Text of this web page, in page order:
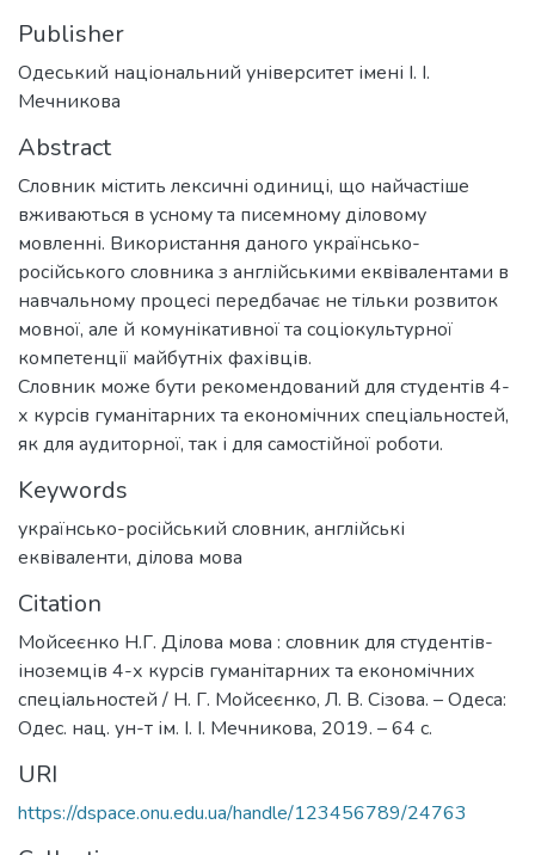
Publisher
Одеський національний університет імені І. І.
Мечникова
Abstract
Словник містить лексичні одиниці, що найчастіше
вживаються в усному та писемному діловому
мовленні. Використання даного українсько-
російського словника з англійськими еквівалентами в
навчальному процесі передбачає не тільки розвиток
мовної, але й комунікативної та соціокультурної
компетенції майбутніх фахівців.
Словник може бути рекомендований для студентів 4-
х курсів гуманітарних та економічних спеціальностей,
як для аудиторної, так і для самостійної роботи.
Keywords
українсько-російський словник, англійські
еквіваленти, ділова мова
Citation
Мойсеєнко Н.Г. Ділова мова : словник для студентів-
іноземців 4-х курсів гуманітарних та економічних
спеціальностей / Н. Г. Мойсеєнко, Л. В. Сізова. – Одеса:
Одес. нац. ун-т ім. І. І. Мечникова, 2019. – 64 с.
URI
https://dspace.onu.edu.ua/handle/123456789/24763